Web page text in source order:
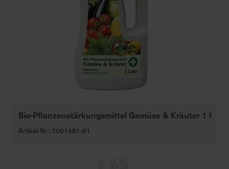
Bio-Pflanzenstärkungsmittel Gemüse & Kräuter 1 l
Artikel-Nr.: 7001481-01